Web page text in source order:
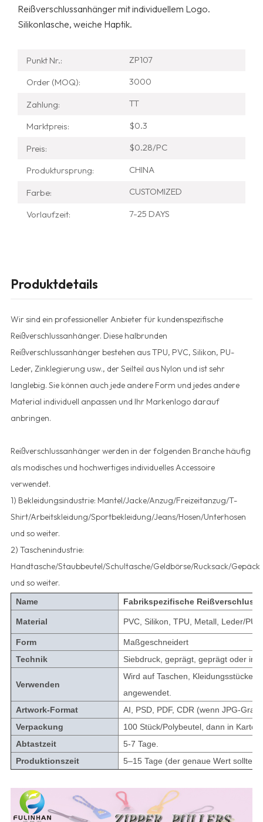
Reißverschlussanhänger mit individuellem Logo.
Silikonlasche, weiche Haptik.
Punkt Nr.: ZP107
Order (MOQ): 3000
Zahlung: TT
Marktpreis: $0.3
Preis: $0.28/PC
Produktursprung: CHINA
Farbe: CUSTOMIZED
Vorlaufzeit: 7-25 DAYS
Produktdetails
Wir sind ein professioneller Anbieter für kundenspezifische
Reißverschlussanhänger. Diese halbrunden
Reißverschlussanhänger bestehen aus TPU, PVC, Silikon, PU-
Leder, Zinklegierung usw., der Seilteil aus Nylon und ist sehr
langlebig. Sie können auch jede andere Form und jedes andere
Material individuell anpassen und Ihr Markenlogo darauf
anbringen.
Reißverschlussanhänger werden in der folgenden Branche häufig
als modisches und hochwertiges individuelles Accessoire
verwendet.
1) Bekleidungsindustrie: Mantel/Jacke/Anzug/Freizeitanzug/T-
Shirt/Arbeitskleidung/Sportbekleidung/Jeans/Hosen/Unterhosen
und so weiter.
2) Taschenindustrie:
Handtasche/Staubbeutel/Schultasche/Geldbörse/Rucksack/Gepäck
und so weiter.
Name Fabrikspezifische
Material PVC, Silikon, TPU, Metall, Leder/PU
Form
Maßgeschneidert
Technik
Siebdruck, geprägt, geprägt oder in
Verwenden
Wird auf Taschen,
angewendet.
Artwork-Format
AI, PSD, PDF, CDR (wenn JPG-
Verpackung
100 Stück/Polybeutel, dann in
Abtastzeit
5-7 Tage.
Produktionszeit
5–15 Tage (der genaue Wert sollte